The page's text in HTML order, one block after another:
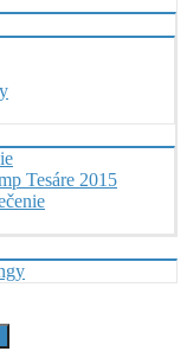
Tesáre 2015